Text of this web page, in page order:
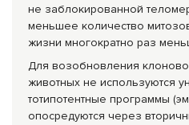
не заблокированной
меньшее количество
жизни многократно раз
Для возобновления
животных не используются
тотипотентные программы
опосредуются через